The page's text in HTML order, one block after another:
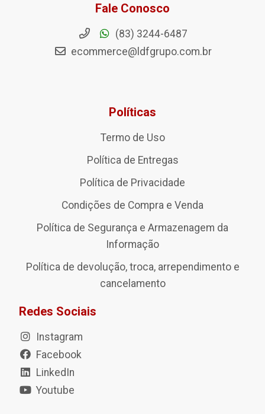
Fale Conosco
(83) 3244-6487
ecommerce@ldfgrupo.com.br
Políticas
Termo de Uso
Política de Entregas
Política de Privacidade
Condições de Compra e Venda
Política de Segurança e Armazenagem da
Informação
Política de devolução, troca, arrependimento e
cancelamento
Redes Sociais
Instagram
Facebook
LinkedIn
Youtube